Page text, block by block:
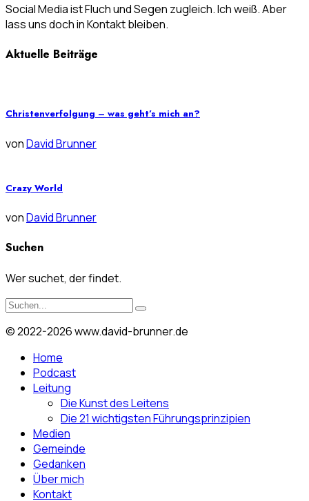
Social Media ist Fluch und Segen zugleich. Ich weiß. Aber
lass uns doch in Kontakt bleiben.
Aktuelle Beiträge
Christenverfolgung – was geht’s mich an?
vonDavid Brunner
Crazy World
vonDavid Brunner
Suchen
Wer suchet, der findet.
© 2022-2026 www.david-brunner.de
Home
Podcast
Leitung
Die Kunst des Leitens
Die 21 wichtigsten Führungsprinzipien
Medien
Gemeinde
Gedanken
Über mich
Kontakt